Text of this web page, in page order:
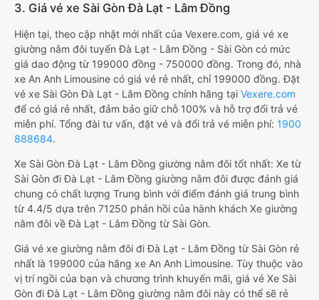
3. Giá vé xe Sài Gòn Đà Lạt - Lâm Đồng
Hiện tại, theo cập nhật mới nhất của Vexere.com, giá vé xe
giường nằm đôi tuyến Đà Lạt - Lâm Đồng - Sài Gòn có mức
giá dao động từ 199000 đồng - 750000 đồng. Trong đó, nhà
xe An Anh Limousine có giá vé rẻ nhất, chỉ 199000 đồng. Đặt
vé xe Sài Gòn Đà Lạt - Lâm Đồng chính hãng tại Vexere.com
để có giá rẻ nhất, đảm bảo giữ chỗ 100% và hỗ trợ đổi trả vé
miễn phí. Tổng đài tư vấn, đặt vé và đổi trả vé miễn phí: 1900
888684.
Xe Sài Gòn Đà Lạt - Lâm Đồng giường nằm đôi tốt nhất: Xe từ
Sài Gòn đi Đà Lạt - Lâm Đồng giường nằm đôi được đánh giá
chung có chất lượng Trung bình với điểm đánh giá trung bình
từ 4.4/5 dựa trên 71250 phản hồi của hành khách Xe giường
nằm đôi về Đà Lạt - Lâm Đồng từ Sài Gòn.
Giá vé xe giường nằm đôi đi Đà Lạt - Lâm Đồng từ Sài Gòn rẻ
nhất là 199000 của hãng xe An Anh Limousine. Tùy thuộc vào
vị trí ngồi của bạn và chương trình khuyến mãi, giá vé Xe Sài
Gòn đi Đà Lạt - Lâm Đồng giường nằm đôi này có thể sẽ rẻ